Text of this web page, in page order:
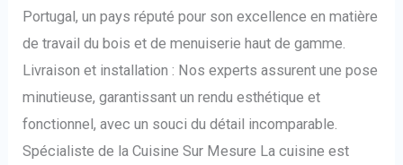
Portugal, un pays réputé pour son excellence en matière
de travail du bois et de menuiserie haut de gamme.
Livraison et installation : Nos experts assurent une pose
minutieuse, garantissant un rendu esthétique et
fonctionnel, avec un souci du détail incomparable.
Spécialiste de la Cuisine Sur Mesure La cuisine est